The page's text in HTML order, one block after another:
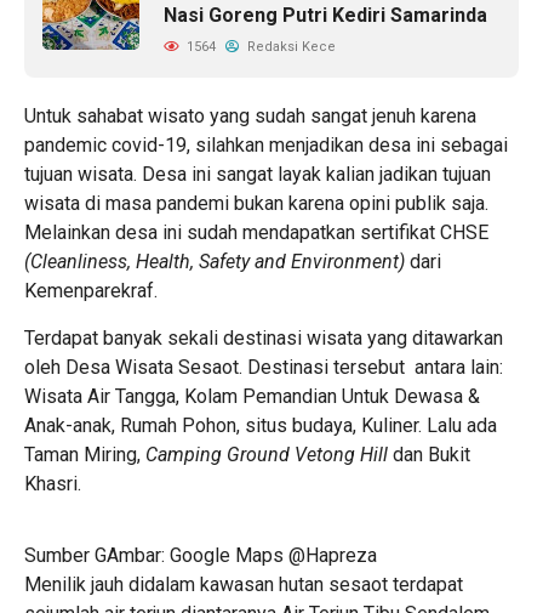
Nasi Goreng Putri Kediri Samarinda
1564 Redaksi Kece
Untuk sahabat wisato yang sudah sangat jenuh karena
pandemic covid-19, silahkan menjadikan desa ini sebagai
tujuan wisata. Desa ini sangat layak kalian jadikan tujuan
wisata di masa pandemi bukan karena opini publik saja.
Melainkan desa ini sudah mendapatkan sertifikat CHSE
(Cleanliness, Health, Safety and Environment) dari
Kemenparekraf.
Terdapat banyak sekali destinasi wisata yang ditawarkan
oleh Desa Wisata Sesaot. Destinasi tersebut antara lain:
Wisata Air Tangga, Kolam Pemandian Untuk Dewasa &
Anak-anak, Rumah Pohon, situs budaya, Kuliner. Lalu ada
Taman Miring, Camping Ground Vetong Hill dan Bukit
Khasri.
Sumber GAmbar: Google Maps @Hapreza
Menilik jauh didalam kawasan hutan sesaot terdapat